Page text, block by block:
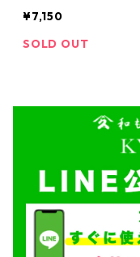
¥7,150
SOLD OUT